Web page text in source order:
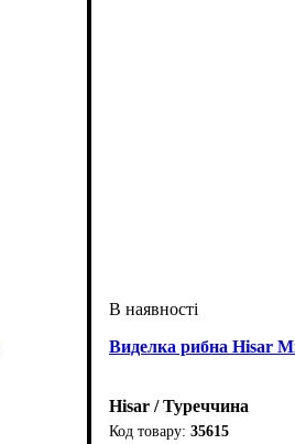
Виделка рибна Hisar
Hisar / Туреччина
35615